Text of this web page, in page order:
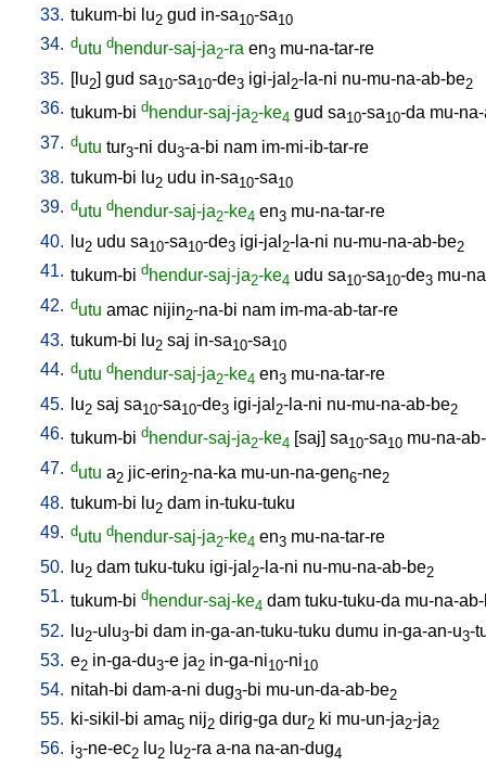
33. tukum-bi lu2 gud in-sa10-sa10
34. dutu dhendur-saj-ja2-ra en3 mu-na-tar-re
35. [lu2] gud sa10-sa10-de3 igi-jal 2-la-ni nu-mu-na-ab-be2
36. tukum-bi dhendur-saj-ja2-ke4 gud sa10-sa10-da mu-
37. dutu tur3-ni du3-a-bi nam im-mi-ib-tar-re
38. tukum-bi lu2 udu in-sa10-sa10
39. dutu dhendur-saj-ja2-ke4 en3 mu-na-tar-re
40.
lu2 udu sa10-sa10-de3 igi-jal 2-la-ni nu-mu-na-ab-be2
41. tukum-bi dhendur-saj-ja2-ke4 udu sa10-sa10-de3 mu-
42. dutu amac nijin2-na-bi nam im-ma-ab-tar-re
43. tukum-bi lu2 saj in-sa10-sa10
44. dutu dhendur-saj-ja2-ke4 en3 mu-na-tar-re
45.
lu2 saj sa10-sa10-de3 igi-jal 2-la-ni nu-mu-na-ab-be2
46. tukum-bi dhendur-saj-ja2-ke4 [saj] sa10-sa10 mu-na-
47. dutu a2 jic-erin2-na-ka mu-un-na-gen6-ne2
48. tukum-bi lu2 dam in-tuku-tuku
49. dutu dhendur-saj-ja2-ke4 en3 mu-na-tar-re
50.
lu2 dam tuku-tuku igi-jal 2-la-ni nu-mu-na-ab-be2
51. tukum-bi dhendur-saj-ke4 dam tuku-tuku-da mu-na-
52.
lu2-ulu3-bi dam in-ga-an-tuku-tuku dumu in-ga-an-u3-
53. e2 in-ga-du3-e ja2 in-ga-ni10-ni10
54. nitah-bi dam-a-ni dug3-bi mu-un-da-ab-be2
55. ki-sikil-bi ama5 nij2 dirig-ga dur2 ki mu-un-ja2-ja2
56. i3-ne-ec2 lu2 lu2-ra a-na na-an-dug4